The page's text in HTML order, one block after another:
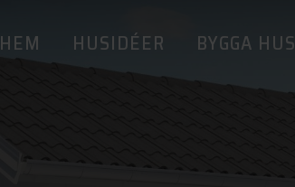
HEM HUSIDÉER BYGGA HUS